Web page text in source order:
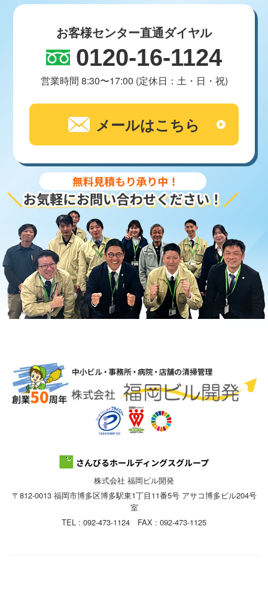
お客様センター直通ダイヤル
0120-16-1124
営業時間 8:30〜17:00 (定休日：土・日・祝)
メールはこちら
株式会社 福岡ビル開発
〒812-0013 福岡市博多区博多駅東1丁目11番5号 アサコ博多ビル204号
室
TEL : 092-473-1124 FAX : 092-473-1125